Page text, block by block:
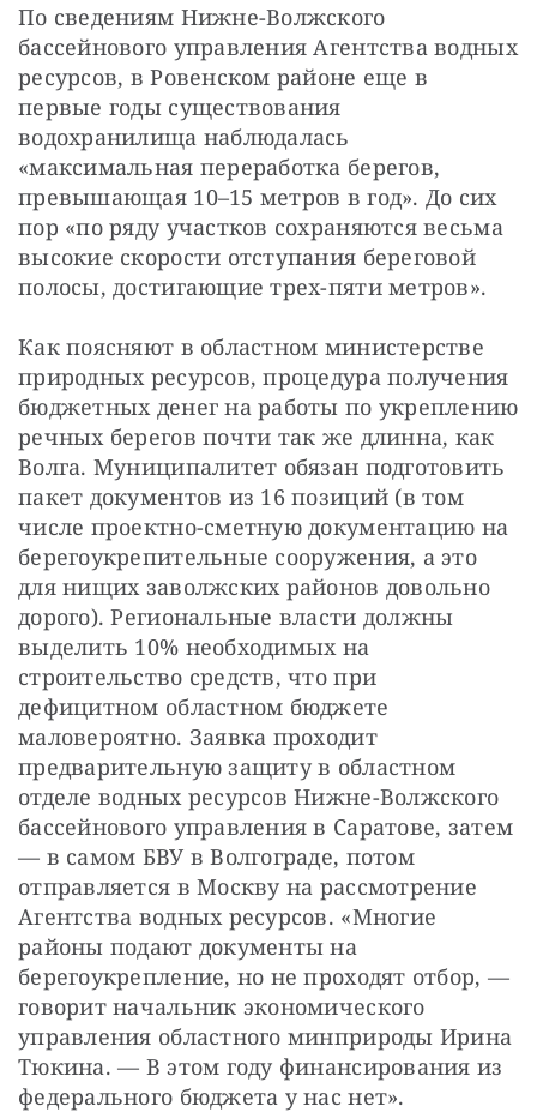
По сведениям Нижне-Волжского
бассейнового управления Агентства водных
ресурсов, в Ровенском районе еще в
первые годы существования
водохранилища наблюдалась
«максимальная переработка берегов,
превышающая 10–15 метров в год». До сих
пор «по ряду участков сохраняются весьма
высокие скорости отступания береговой
полосы, достигающие трех-пяти метров».
Как поясняют в областном министерстве
природных ресурсов, процедура получения
бюджетных денег на работы по укреплению
речных берегов почти так же длинна, как
Волга. Муниципалитет обязан подготовить
пакет документов из 16 позиций (в том
числе проектно-сметную документацию на
берегоукрепительные сооружения, а это
для нищих заволжских районов довольно
дорого). Региональные власти должны
выделить 10% необходимых на
строительство средств, что при
дефицитном областном бюджете
маловероятно. Заявка проходит
предварительную защиту в областном
отделе водных ресурсов Нижне-Волжского
бассейнового управления в Саратове, затем
— ​в самом БВУ в Волгограде, потом
отправляется в Москву на рассмотрение
Агентства водных ресурсов. «Многие
районы подают документы на
берегоукрепление, но не проходят отбор, — ​
говорит начальник экономического
управления областного минприроды Ирина
Тюкина. — ​В этом году финансирования из
федерального бюджета у нас нет».